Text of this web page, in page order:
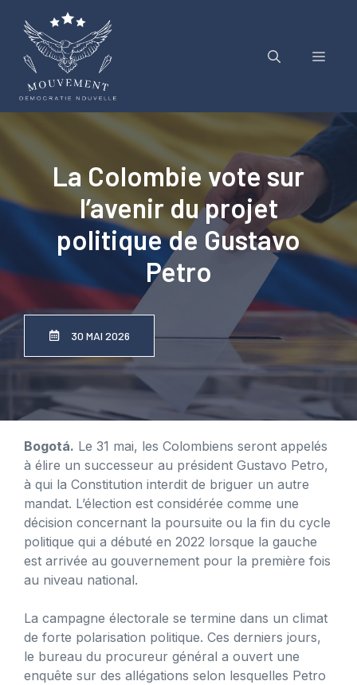
contenu
Menu
La Colombie vote sur
l’avenir du projet
politique de Gustavo
Petro
30 MAI 2026
Bogotá. Le 31 mai, les Colombiens seront appelés
à élire un successeur au président Gustavo Petro,
à qui la Constitution interdit de briguer un autre
mandat. L’élection est considérée comme une
décision concernant la poursuite ou la fin du cycle
politique qui a débuté en 2022 lorsque la gauche
est arrivée au gouvernement pour la première fois
au niveau national.
La campagne électorale se termine dans un climat
de forte polarisation politique. Ces derniers jours,
le bureau du procureur général a ouvert une
enquête sur des allégations selon lesquelles Petro